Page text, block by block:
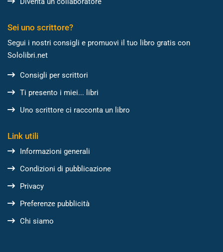
Sei uno scrittore?
Segui i nostri consigli e promuovi il tuo libro gratis con
Sololibri.net
Consigli per scrittori
Ti presento i miei... libri
Uno scrittore ci racconta un libro
Link utili
Informazioni generali
Condizioni di pubblicazione
Privacy
Preferenze pubblicità
Chi siamo